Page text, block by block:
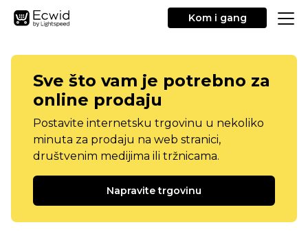
Kom i gang
Sve što vam je potrebno za
online prodaju
Postavite internetsku trgovinu u nekoliko
minuta za prodaju na web stranici,
društvenim medijima ili tržnicama.
Napravite trgovinu